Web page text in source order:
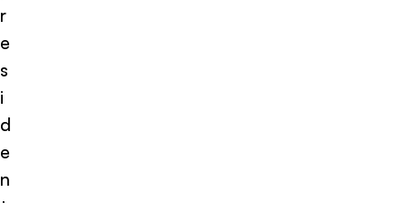
r
e
s
i
d
e
n